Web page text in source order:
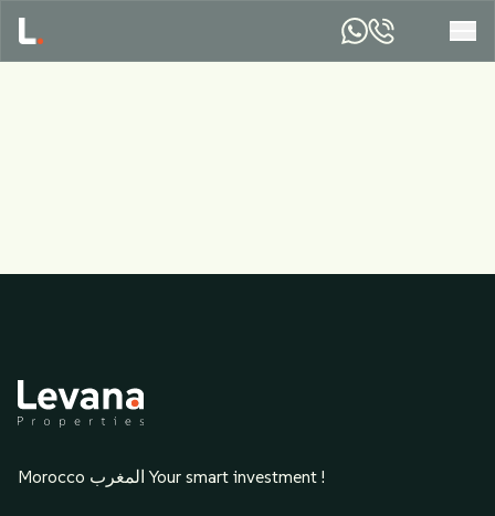
Morocco المغرب Your smart investment !